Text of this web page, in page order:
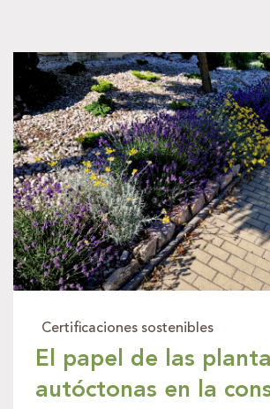
Certificaciones sostenibles
El papel de las
autóctonas en la